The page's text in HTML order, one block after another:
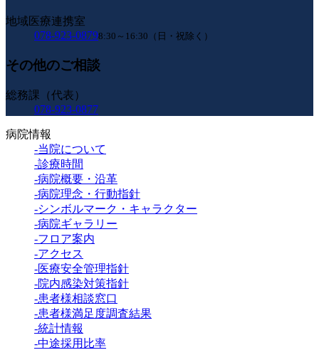
地域医療連携室
078-923-08798:30～16:30（日・祝除く）
その他のご相談
総務課（代表）
078-923-0877
病院情報
-当院について
-診療時間
-病院概要・沿革
-病院理念・行動指針
-シンボルマーク・キャラクター
-病院ギャラリー
-フロア案内
-アクセス
-医療安全管理指針
-院内感染対策指針
-患者様相談窓口
-患者様満足度調査結果
-統計情報
-中途採用比率